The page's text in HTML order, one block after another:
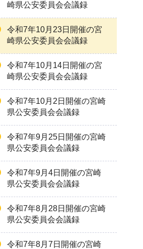
崎県公安委員会会議録
令和7年10月23日開催の宮
崎県公安委員会会議録
令和7年10月14日開催の宮
崎県公安委員会会議録
令和7年10月2日開催の宮崎
県公安委員会会議録
令和7年9月25日開催の宮崎
県公安委員会会議録
令和7年9月4日開催の宮崎
県公安委員会会議録
令和7年8月28日開催の宮崎
県公安委員会会議録
令和7年8月7日開催の宮崎